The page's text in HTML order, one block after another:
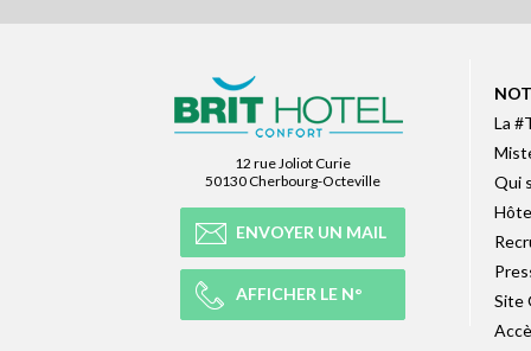
12 rue Joliot Curie
50130 Cherbourg-Octeville
ENVOYER UN MAIL
AFFICHER LE N°
La
Qui
Site